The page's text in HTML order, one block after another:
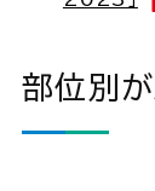
部位別